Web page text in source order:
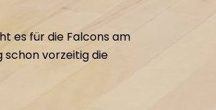
es für die Falcons am
schon vorzeitig die